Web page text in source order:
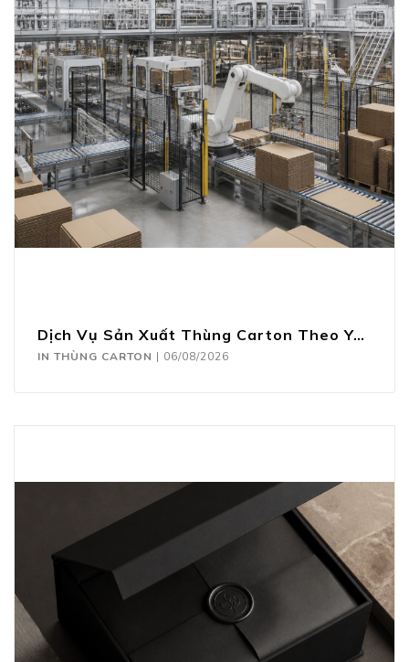
Dịch Vụ Sản Xuất Thùng Carton Theo Yêu Cầu
IN THÙNG CARTON | 06/08/2026